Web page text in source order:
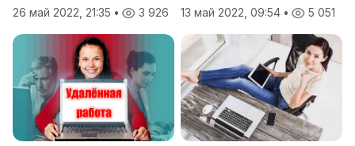
26 май 2022, 21:35 • 3 926
13 май 2022, 09:54 • 5 051